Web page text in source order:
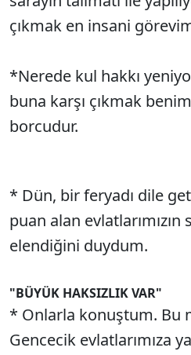
çıkmak en insani
*Nerede kul hakkı
buna karşı çıkmak
borcudur.
* Dün, bir feryadı dile
puan alan evlatlarımızın
elendiğini duydum.
"BÜYÜK HAKSIZLIK VAR"
* Onlarla konuştum. Bu
Gencecik evlatlarımıza